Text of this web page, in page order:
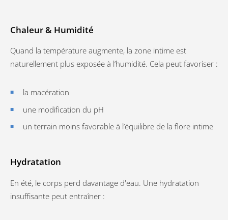
Chaleur & Humidité
Quand la température augmente, la zone intime est
naturellement plus exposée à l’humidité. Cela peut favoriser :
la macération
une modification du pH
un terrain moins favorable à l’équilibre de la flore intime
Hydratation
En été, le corps perd davantage d'eau. Une hydratation
insuffisante peut entraîner :